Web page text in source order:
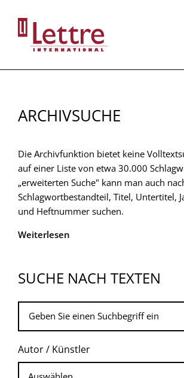
Inhalt
ARCHIVSUCHE
Die Archivfunktion bietet keine
auf einer Liste von etwa 30.000
„erweiterten Suche" kann man auch
Schlagwortbestandteil, Titel, Untertitel,
und Heftnummer suchen.
Weiterlesen
SUCHE NACH TEXTEN
Autor / Künstler